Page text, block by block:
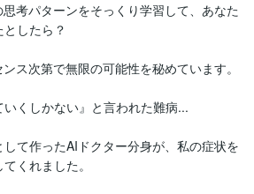
考パターンをそっくり学習して、あなた
したら？
ス次第で無限の可能性を秘めています。
くしかない』と言われた難病...
て作ったAIドクター分身が、私の症状を
くれました。